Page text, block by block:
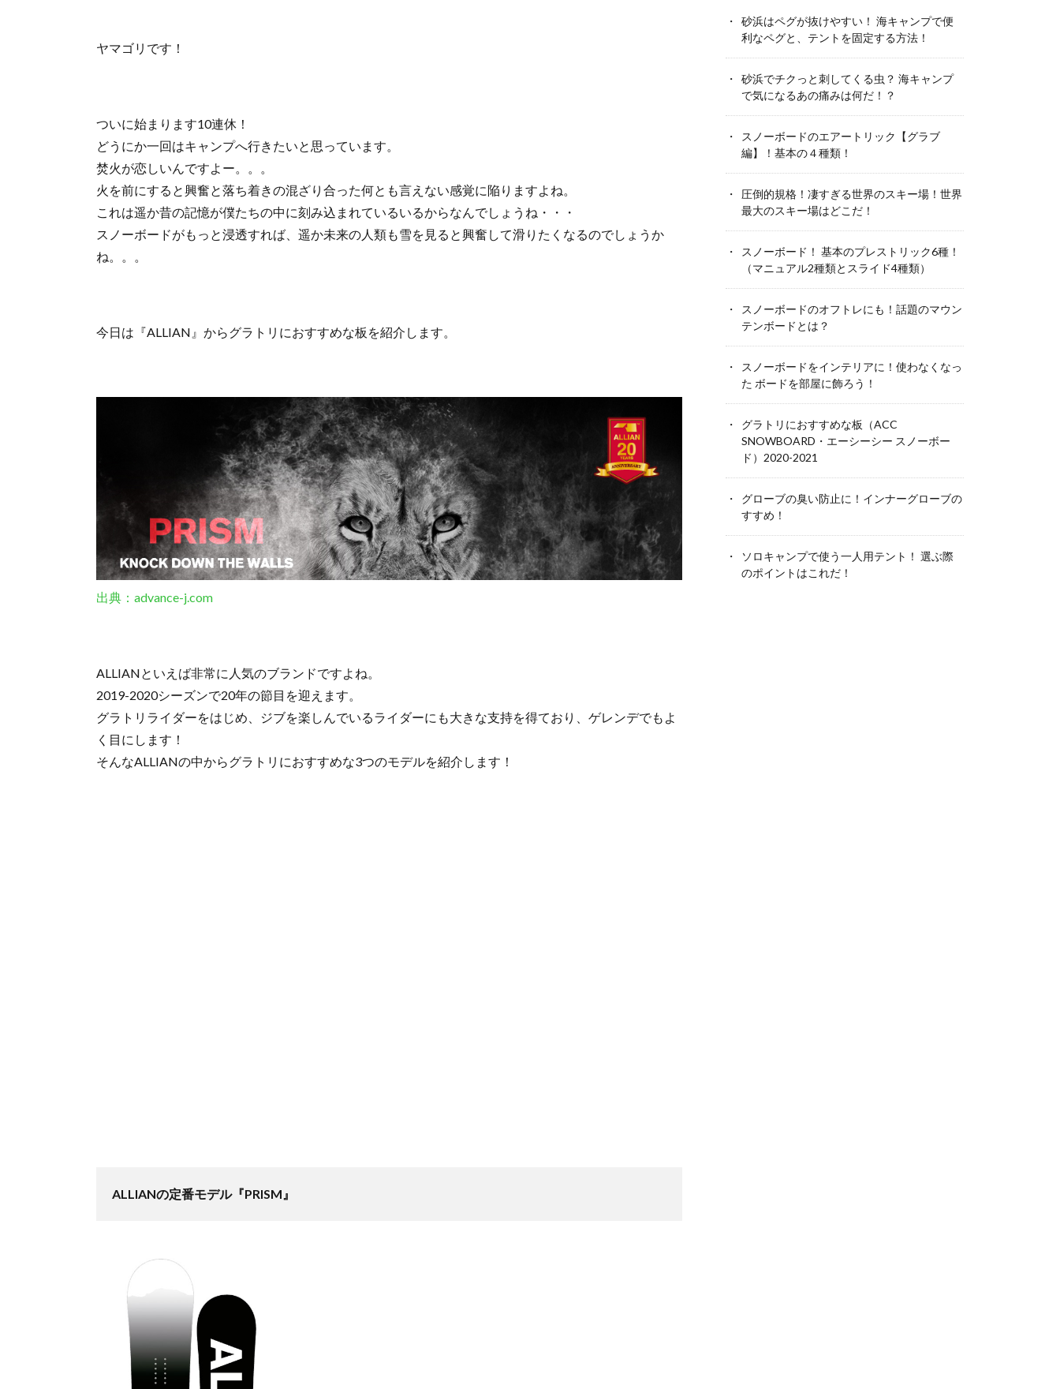
ヤマゴリです！
ついに始まります10連休！
どうにか一回はキャンプへ行きたいと思っています。
焚火が恋しいんですよー。。。
火を前にすると興奮と落ち着きの混ざり合った何とも言えない感覚に陥りますよね。
これは遥か昔の記憶が僕たちの中に刻み込まれているいるからなんでしょうね・・・
スノーボードがもっと浸透すれば、遥か未来の人類も雪を見ると興奮して滑りたくなるのでしょうか
ね。。。
今日は『ALLIAN』からグラトリにおすすめな板を紹介します。
出典：advance-j.com
ALLIANといえば非常に人気のブランドですよね。
2019-2020シーズンで20年の節目を迎えます。
グラトリライダーをはじめ、ジブを楽しんでいるライダーにも大きな支持を得ており、ゲレンデでもよ
く目にします！
そんなALLIANの中からグラトリにおすすめな3つのモデルを紹介します！
ALLIANの定番モデル『PRISM』
砂浜はペグが抜けやすい！ 海キャンプで便
利なペグと、テントを固定する方法！
砂浜でチクっと刺してくる虫？ 海キャンプ
で気になるあの痛みは何だ！？
スノーボードのエアートリック【グラブ
編】！基本の４種類！
圧倒的規格！凄すぎる世界のスキー場！世界
最大のスキー場はどこだ！
スノーボード！ 基本のプレストリック6種！
（マニュアル2種類とスライド4種類）
スノーボードのオフトレにも！話題のマウン
テンボードとは？
スノーボードをインテリアに！使わなくなっ
た ボードを部屋に飾ろう！
グラトリにおすすめな板（ACC
SNOWBOARD・エーシーシー スノーボー
ド）2020-2021
グローブの臭い防止に！インナーグローブの
すすめ！
ソロキャンプで使う一人用テント！ 選ぶ際
のポイントはこれだ！